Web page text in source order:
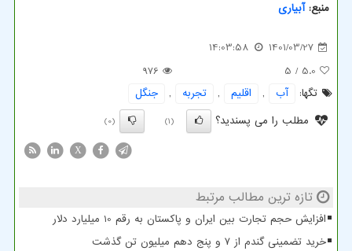
منبع:آبیاری
1401/03/27
14:03:58
5.0
/ 5
976
تگها:
آب , اقلیم , تجربه ,
جنگل
مطلب را می پسندید؟
(1)
(0)
X
تازه ترین مطالب مرتبط
افزایش حجم تجارت بین ایران و پاکستان به رقم 10 میلیارد دلار
خرید تضمینی گندم از ۷ و پنج دهم میلیون تن گذشت